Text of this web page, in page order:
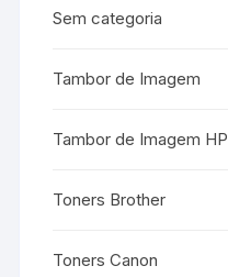
Sem categoria
Tambor de Imagem
Tambor de Imagem HP
Toners Brother
Toners Canon